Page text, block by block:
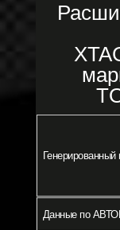
Генерированный
Данные по